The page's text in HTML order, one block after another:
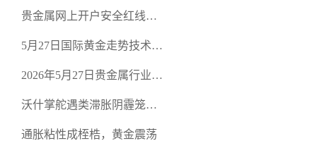
空头清算算法如何布防？
贵金属网上开户安全红线：
恶意洗盘陷阱
5月27日国际黄金走势技术盘
规黄金平台全方位行情解析
2026年5月27日贵金属行业新
正规贵金属开户平台迎开户
热潮
沃什掌舵遇类滞胀阴霾笼
通胀粘性成桎梏，黄金震荡